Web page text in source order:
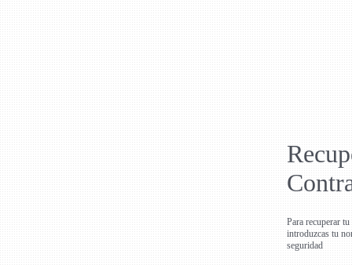
Para recuperar
introduzcas tu
seguridad